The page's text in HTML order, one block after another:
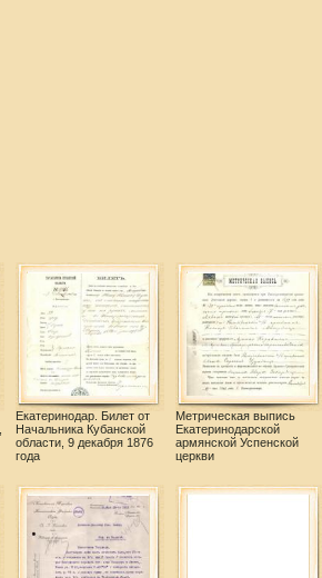
Екатеринодар. Билет от
Начальника Кубанской
области, 9 декабря 1876
года
Метрическая выпись
Екатеринодарской
армянской Успенской
церкви